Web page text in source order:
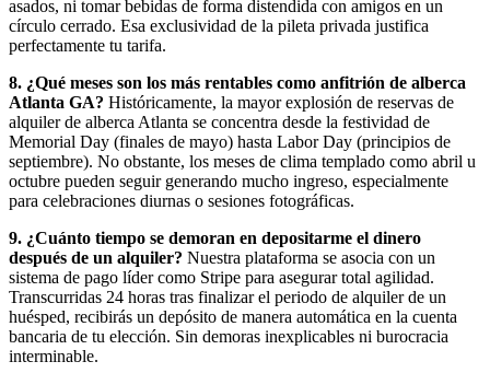
asados, ni tomar bebidas de forma distendida con amigos en un
círculo cerrado. Esa exclusividad de la pileta privada justifica
perfectamente tu tarifa.
8. ¿Qué meses son los más rentables como anfitrión de alberca
Atlanta GA? Históricamente, la mayor explosión de reservas de
alquiler de alberca Atlanta se concentra desde la festividad de
Memorial Day (finales de mayo) hasta Labor Day (principios de
septiembre). No obstante, los meses de clima templado como abril u
octubre pueden seguir generando mucho ingreso, especialmente
para celebraciones diurnas o sesiones fotográficas.
9. ¿Cuánto tiempo se demoran en depositarme el dinero
después de un alquiler? Nuestra plataforma se asocia con un
sistema de pago líder como Stripe para asegurar total agilidad.
Transcurridas 24 horas tras finalizar el periodo de alquiler de un
huésped, recibirás un depósito de manera automática en la cuenta
bancaria de tu elección. Sin demoras inexplicables ni burocracia
interminable.